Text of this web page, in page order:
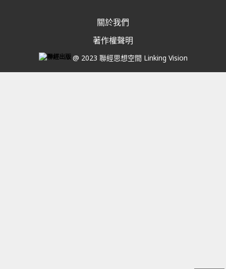
關於我們
著作權聲明
@ 2023 聯經思想空間 Linking Vision